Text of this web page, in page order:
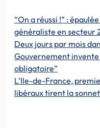
“On a réussi !” :
généraliste en secteur
Deux jours par mois
Gouvernement
obligatoire”
L’Ile-de-France,
libéraux tirent la